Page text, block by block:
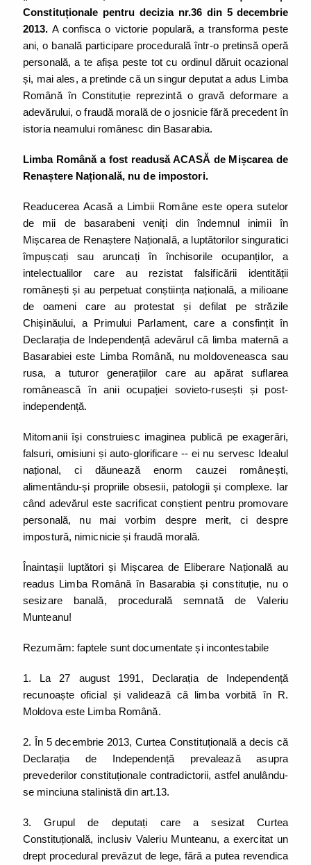
Constituționale pentru decizia nr.36 din 5 decembrie
2013. A confisca o victorie populară, a transforma peste
ani, o banală participare procedurală într-o pretinsă operă
personală, a te afișa peste tot cu ordinul dăruit ocazional
și, mai ales, a pretinde că un singur deputat a adus Limba
Română în Constituție reprezintă o gravă deformare a
adevărului, o fraudă morală de o josnicie fără precedent în
istoria neamului românesc din Basarabia.
Limba Română a fost readusă ACASĂ de Mișcarea de
Renaștere Națională, nu de impostori.
Readucerea Acasă a Limbii Române este opera sutelor
de mii de basarabeni veniți din îndemnul inimii în
Mișcarea de Renaștere Națională, a luptătorilor singuratici
împușcați sau aruncați în închisorile ocupanților, a
intelectualilor care au rezistat falsificării identității
românești și au perpetuat conștiința națională, a milioane
de oameni care au protestat și defilat pe străzile
Chișinăului, a Primului Parlament, care a consfințit în
Declarația de Independență adevărul că limba maternă a
Basarabiei este Limba Română, nu moldoveneasca sau
rusa, a tuturor generațiilor care au apărat suflarea
românească în anii ocupației sovieto-rusești și post-
independență.
Mitomanii își construiesc imaginea publică pe exagerări,
falsuri, omisiuni și auto-glorificare -- ei nu servesc Idealul
național, ci dăunează enorm cauzei românești,
alimentându-și propriile obsesii, patologii și complexe. Iar
când adevărul este sacrificat conștient pentru promovare
personală, nu mai vorbim despre merit, ci despre
impostură, nimicnicie și fraudă morală.
Înaintașii luptători și Mișcarea de Eliberare Națională au
readus Limba Română în Basarabia și constituție, nu o
sesizare banală, procedurală semnată de Valeriu
Munteanu!
Rezumăm: faptele sunt documentate și incontestabile
1. La 27 august 1991, Declarația de Independență
recunoaște oficial și validează că limba vorbită în R.
Moldova este Limba Română.
2. În 5 decembrie 2013, Curtea Constituțională a decis că
Declarația de Independență prevalează asupra
prevederilor constituționale contradictorii, astfel anulându-
se minciuna stalinistă din art.13.
3. Grupul de deputați care a sesizat Curtea
Constituțională, inclusiv Valeriu Munteanu, a exercitat un
drept procedural prevăzut de lege, fără a putea revendica